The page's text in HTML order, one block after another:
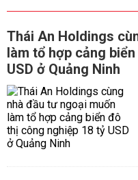
Thái An Holdings
làm tổ hợp cảng
USD ở Quảng Ninh